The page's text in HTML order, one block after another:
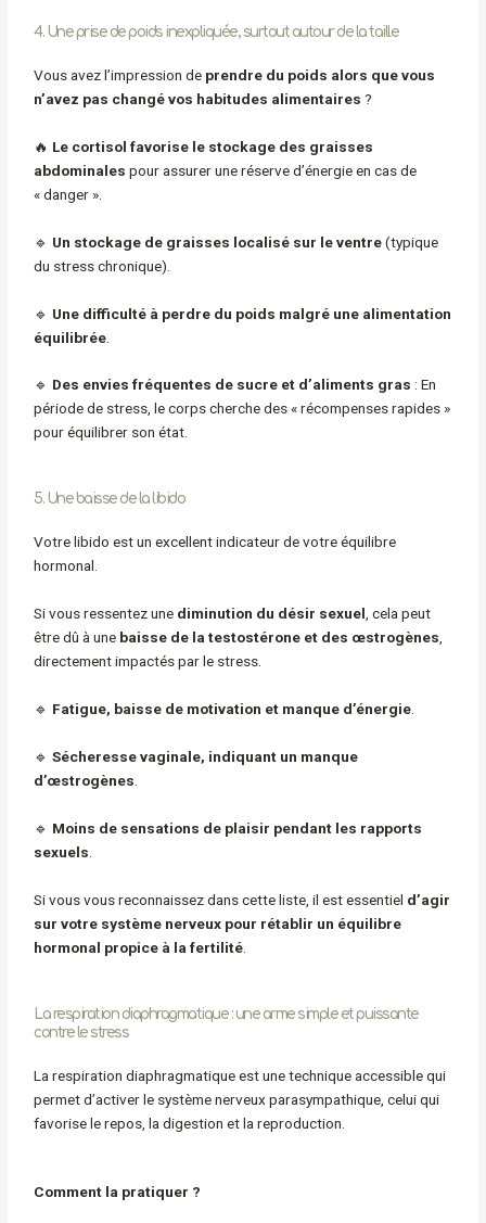
4. Une prise de poids inexpliquée, surtout autour de la taille
Vous avez l’impression de prendre du poids alors que vous
n’avez pas changé vos habitudes alimentaires ?
🔥 Le cortisol favorise le stockage des graisses
abdominales pour assurer une réserve d’énergie en cas de
« danger ».
🔹 Un stockage de graisses localisé sur le ventre(typique
du stress chronique).
🔹 Une difficulté à perdre du poids malgré une alimentation
équilibrée
🔹 Des envies fréquentes de sucre et d’aliments gras : En
période de stress, le corps cherche des « récompenses rapides »
pour équilibrer son état.
5. Une baisse de la libido
Votre libido est un excellent indicateur de votre équilibre
hormonal.
Si vous ressentez une diminution du désir sexuel , cela peut
être dû à une baisse de la testostérone et des œstrogènes
directement impactés par le stress.
🔹 Fatigue, baisse de motivation et manque d’énergie
🔹Sécheresse vaginale, indiquant un manque
d’œstrogènes
🔹 Moins de sensations de plaisir pendant les rapports
sexuels
Si vous vous reconnaissez dans cette liste, il est essentiel d’agir
sur votre système nerveux pour rétablir un équilibre
hormonal propice à la fertilité
La respiration diaphragmatique : une arme simple et puissante
contre le stress
Larespiration diaphragmatiqueest une technique accessible qui
permet d’activer le système nerveux parasympathique , celui qui
favorise le repos, la digestion et la reproduction.
Comment la pratiquer ?